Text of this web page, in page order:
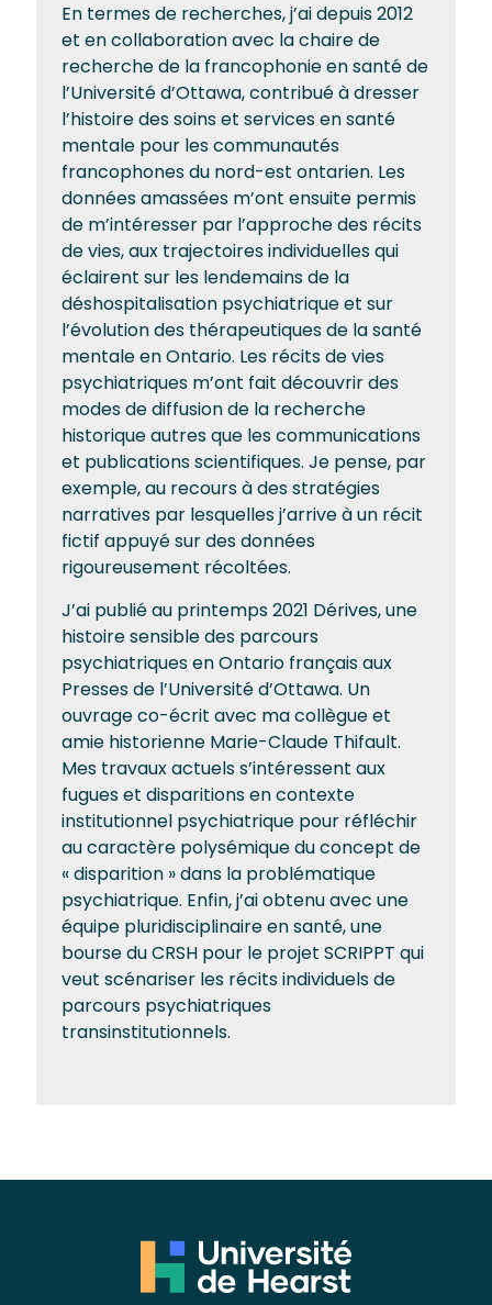
En termes de recherches, j’ai depuis 2012
et en collaboration avec la chaire de
recherche de la francophonie en santé de
l’Université d’Ottawa, contribué à dresser
l’histoire des soins et services en santé
mentale pour les communautés
francophones du nord-est ontarien. Les
données amassées m’ont ensuite permis
de m’intéresser par l’approche des récits
de vies, aux trajectoires individuelles qui
éclairent sur les lendemains de la
déshospitalisation psychiatrique et sur
l’évolution des thérapeutiques de la santé
mentale en Ontario. Les récits de vies
psychiatriques m’ont fait découvrir des
modes de diffusion de la recherche
historique autres que les communications
et publications scientifiques. Je pense, par
exemple, au recours à des stratégies
narratives par lesquelles j’arrive à un récit
fictif appuyé sur des données
rigoureusement récoltées.
J’ai publié au printemps 2021 Dérives, une
histoire sensible des parcours
psychiatriques en Ontario français aux
Presses de l’Université d’Ottawa. Un
ouvrage co-écrit avec ma collègue et
amie historienne Marie-Claude Thifault.
Mes travaux actuels s’intéressent aux
fugues et disparitions en contexte
institutionnel psychiatrique pour réfléchir
au caractère polysémique du concept de
« disparition » dans la problématique
psychiatrique. Enfin, j’ai obtenu avec une
équipe pluridisciplinaire en santé, une
bourse du CRSH pour le projet SCRIPPT qui
veut scénariser les récits individuels de
parcours psychiatriques
transinstitutionnels.